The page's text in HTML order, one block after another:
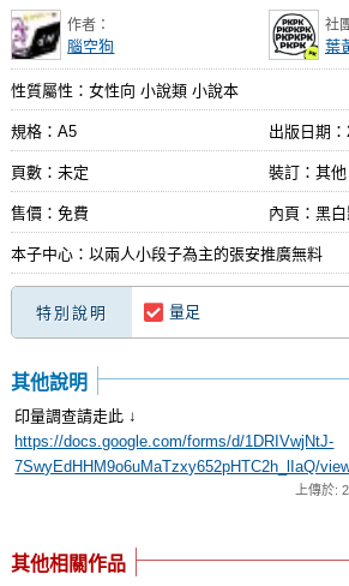
作者：
腦空狗
社
葉
性質屬性：女性向 小說類 小說本
規格：A5 出版日期：
頁數：未定 裝訂：其他
售價：免費 內頁：黑
本子中心：以兩人小段子為主的張安推廣無料
特別說明 量足
其他說明
印量調查請走此 ↓
https://docs.google.com/forms/d/1DRIVwjNtJ-
7SwyEdHHM9o6uMaTzxy652pHTC2h_lIaQ/
上傳於:
其他相關作品